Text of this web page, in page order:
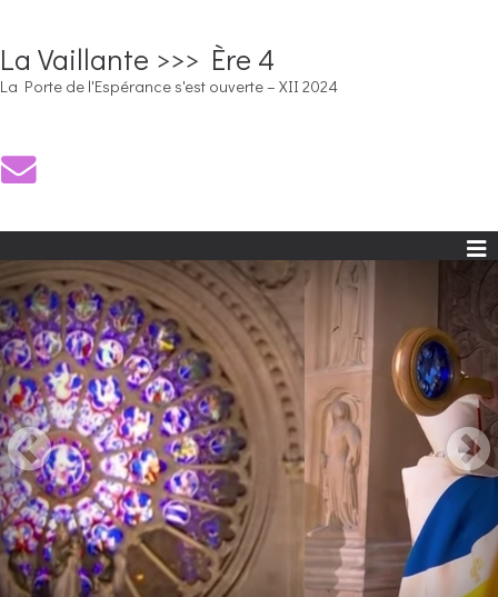
La Vaillante >>> Ère 4
La Porte de l'Espérance s'est ouverte – XII 2024